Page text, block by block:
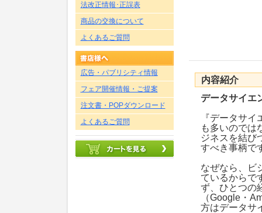
内容紹介
データサイエ
『データサ
も多いのでは
ジネスを結び
すべき事柄で
なぜなら、ビ
ているからで
ず、ひとつの
（Google・
方はデータサ
法改正情報･正誤表
商品の交換について
よくあるご質問
広告・パブリシティ情報
フェア開催情報・ご提案
注文書・POPダウンロード
よくあるご質問